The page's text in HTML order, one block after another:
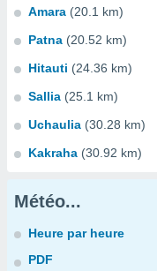
Amara (20.1 km)
Patna (20.52 km)
Hitauti (24.36 km)
Sallia (25.1 km)
Uchaulia (30.28 km)
Kakraha (30.92 km)
Météo...
Heure par heure
PDF